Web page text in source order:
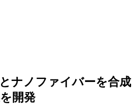
ナノファイバーを合成
開発